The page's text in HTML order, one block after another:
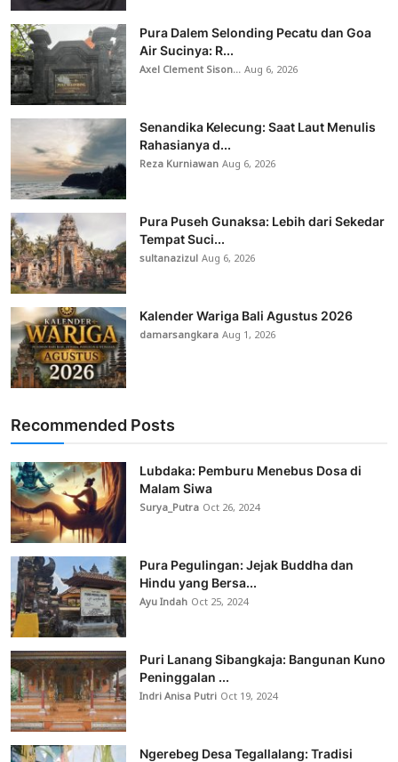
Pura Dalem Selonding Pecatu dan Goa
Air Sucinya: R...
Axel Clement Sison...Aug 6, 2026
Senandika Kelecung: Saat Laut Menulis
Rahasianya d...
Reza KurniawanAug 6, 2026
Pura Puseh Gunaksa: Lebih dari Sekedar
Tempat Suci...
sultanazizulAug 6, 2026
Kalender Wariga Bali Agustus 2026
damarsangkaraAug 1, 2026
Recommended Posts
Lubdaka: Pemburu Menebus Dosa di
Malam Siwa
Surya_Putra Oct 26, 2024
Pura Pegulingan: Jejak Buddha dan
Hindu yang Bersa...
Ayu Indah Oct 25, 2024
Puri Lanang Sibangkaja: Bangunan Kuno
Peninggalan ...
Indri Anisa Putri Oct 19, 2024
Ngerebeg Desa Tegallalang: Tradisi